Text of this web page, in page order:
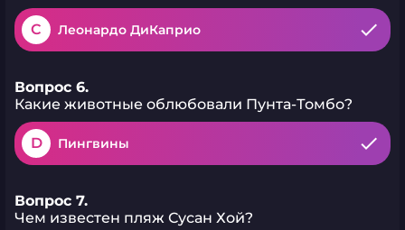
C Леонардо ДиКаприо
Вопрос 6.
Какие животные облюбовали Пунта-Томбо?
D Пингвины
Вопрос 7.
Чем известен пляж Сусан Хой?